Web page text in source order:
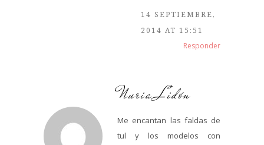
14 SEPTIEMBRE,
2014 AT 15:51
Responder
Nuria Lidón
Me encantan las faldas de
tul y los modelos con